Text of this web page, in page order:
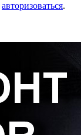
авторизоваться.